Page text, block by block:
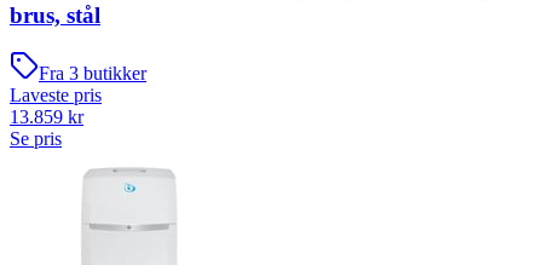
brus, stål
Fra 3 butikker
Laveste pris
13.859 kr
Se pris